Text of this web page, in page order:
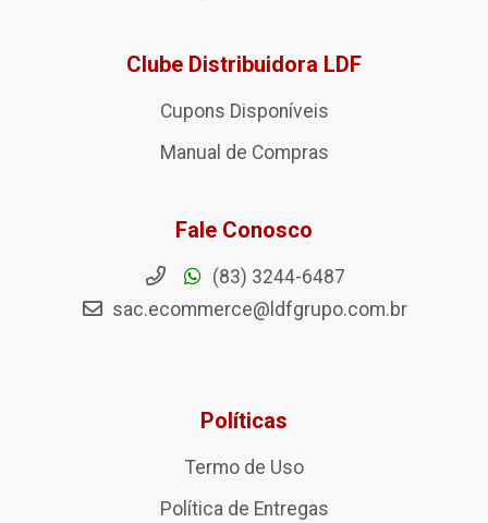
Clube Distribuidora LDF
Cupons Disponíveis
Manual de Compras
Fale Conosco
(83) 3244-6487
sac.ecommerce@ldfgrupo.com.br
Políticas
Termo de Uso
Política de Entregas